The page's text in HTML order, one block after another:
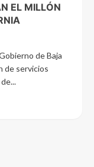
EL MILLÓN
de Baja
de servicios